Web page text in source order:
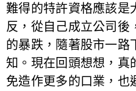
難得的特許資格應該是
反，從自己成立公司後
的暴跌，隨著股市一路
知。現在回頭想想，真
免造作更多的口業，也